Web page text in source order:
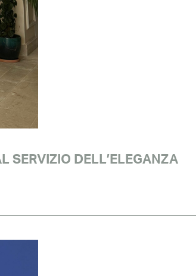
SERVIZIO DELL’ELEGANZA